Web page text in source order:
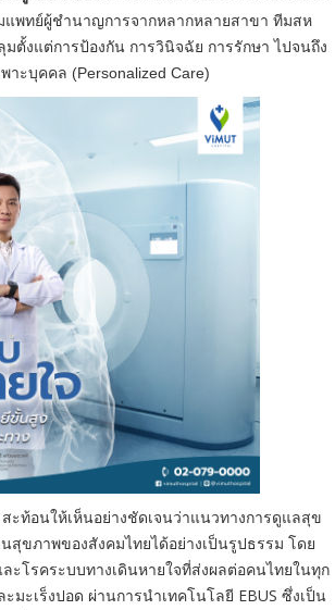
แพทย์ผู้ชำนาญการจากหลากหลายสาขา ทีมสห
มตั้งแต่การป้องกัน การวินิจฉัย การรักษา ไปจนถึง
พาะบุคคล (Personalized Care)
สะท้อนให้เห็นอย่างชัดเจนว่าแนวทางการดูแลสุข
สุขภาพของสังคมไทยได้อย่างเป็นรูปธรรม โดย
ละโรคระบบทางเดินหายใจที่ส่งผลต่อคนไทยในทุก
มะเร็งปอด ผ่านการนำเทคโนโลยี EBUS ซึ่งเป็น